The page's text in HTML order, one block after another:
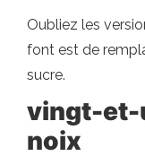
Oubliez les
font est de
sucre.
vingt-et-
noix